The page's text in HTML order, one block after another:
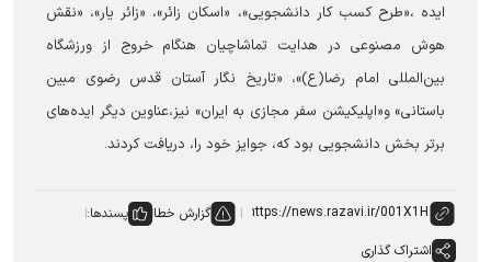
ایده ،«طرح کسب کار دانشجویی»، «اسکان زائر»، «زائر یار»، «نقش
هوش مصنوعی در هدایت تماشاچیان هنگام خروج از ورزشگاه
بین‌المللی امام رضا(ع)»، «تاریخ نگار آستان قدس رضوی مبین
باستانی» و«اپلیکیشن سفر مجازی به ایران» نیز،عناوین دیگر ایده‌های
برتر بخش دانشجویی بود که، جوایز خود را، دریافت کردند.
گزارش خطا
پسندها:
اشتراک گذاری